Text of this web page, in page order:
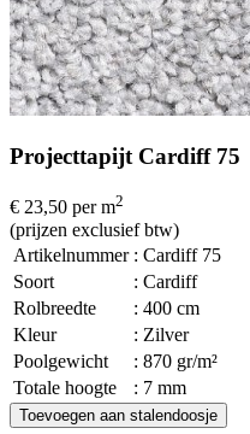
Projecttapijt Cardiff 75
€ 23,50 per m2
(prijzen exclusief btw)
Artikelnummer : Cardiff 75
Soort
: Cardiff
Rolbreedte
: 400 cm
Kleur
: Zilver
Poolgewicht
: 870 gr/m²
Totale hoogte
: 7 mm
Toevoegen aan stalendoosje